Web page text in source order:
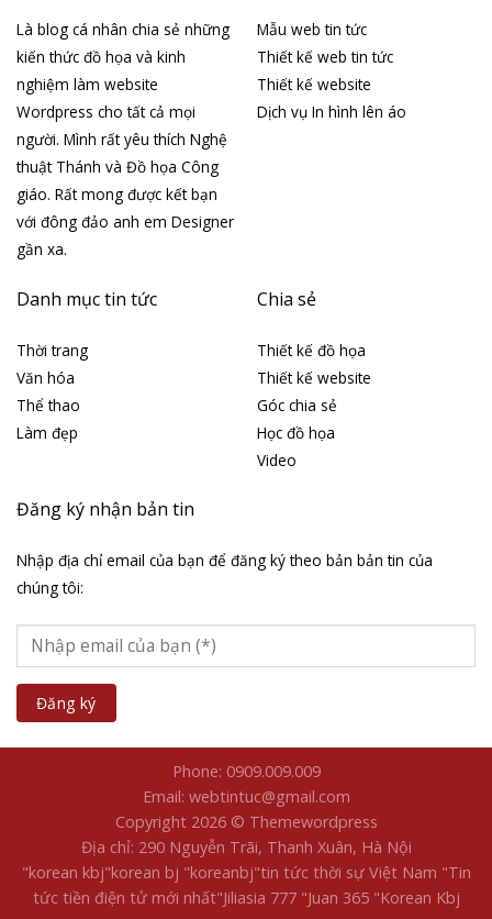
Là blog cá nhân chia sẻ những
kiến thức đồ họa và kinh
nghiệm làm website
Wordpress cho tất cả mọi
người. Mình rất yêu thích Nghệ
thuật Thánh và Đồ họa Công
giáo. Rất mong được kết bạn
với đông đảo anh em Designer
gần xa.
Mẫu web tin tức
Thiết kế web tin tức
Thiết kế website
Dịch vụ In hình lên áo
Danh mục tin tức
Thời trang
Văn hóa
Thể thao
Làm đẹp
Chia sẻ
Thiết kế đồ họa
Thiết kế website
Góc chia sẻ
Học đồ họa
Video
Đăng ký nhận bản tin
Nhập địa chỉ email của bạn để đăng ký theo bản bản tin của
chúng tôi:
Phone: 0909.009.009
Email: webtintuc@gmail.com
Copyright 2026 © Themewordpress
Địa chỉ: 290 Nguyễn Trãi, Thanh Xuân, Hà Nội
"korean kbj​"korean bj "koreanbj​"tin tức thời sự Việt Nam "Tin
tức tiền điện tử mới nhất​"Jiliasia 777 "Juan 365 "Korean Kbj